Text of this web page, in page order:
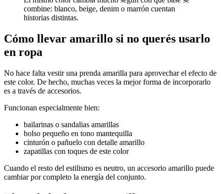
combine: blanco, beige, denim o marrón cuentan
historias distintas.
Cómo llevar amarillo si no querés usarlo
en ropa
No hace falta vestir una prenda amarilla para aprovechar el efecto de
este color. De hecho, muchas veces la mejor forma de incorporarlo
es a través de accesorios.
Funcionan especialmente bien:
bailarinas o sandalias amarillas
bolso pequeño en tono mantequilla
cinturón o pañuelo con detalle amarillo
zapatillas con toques de este color
Cuando el resto del estilismo es neutro, un accesorio amarillo puede
cambiar por completo la energía del conjunto.